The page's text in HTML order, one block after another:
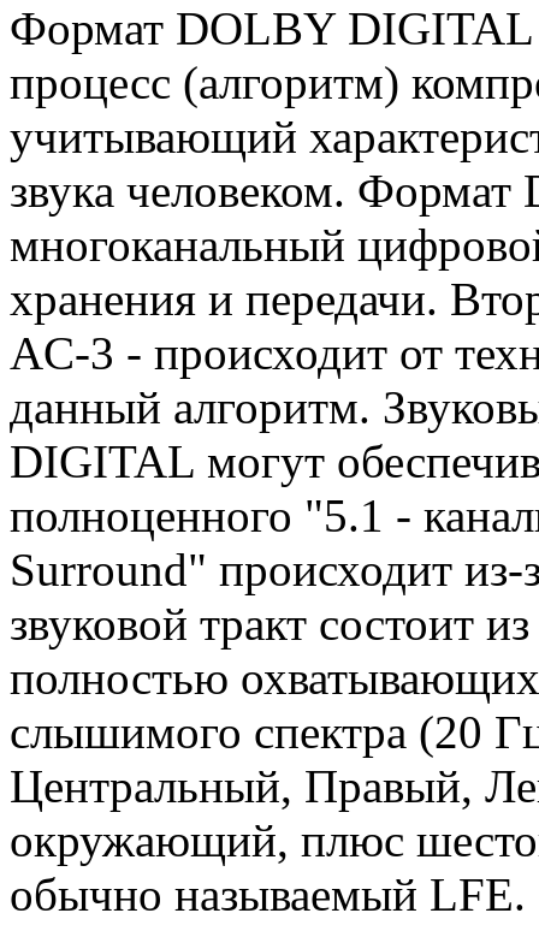
Формат DOLBY
процесс (алгоритм)
учитывающий
звука человеком.
многоканальный
хранения и передачи.
AC-3 - происходит от
данный алгоритм.
DIGITAL могут
полноценного "5.1 -
Surround" происходит
звуковой тракт состоит
полностью
слышимого спектра (20
Центральный, Правый,
окружающий, плюс
обычно называемый LFE.